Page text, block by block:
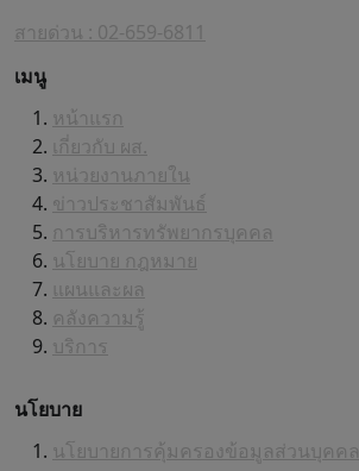
สายด่วน : 02-659-6811
เมนู
หน้าแรก
เกี่ยวกับ ผส.
หน่วยงานภายใน
ข่าวประชาสัมพันธ์
การบริหารทรัพยากรบุคคล
นโยบาย กฎหมาย
แผนและผล
คลังความรู้
บริการ
นโยบาย
นโยบายการคุ้มครองข้อมูลส่วนบุคคล